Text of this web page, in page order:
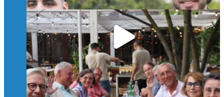
🚀Afterwork à Genève 🚀
🥳 Le 22 avril dernier, 14 Alumni vivant / travaillant
en Suisse ont partagé un moment convivial de
retrouvailles et d'échanges !
Merci à tous pour votre présence et à Alexandre